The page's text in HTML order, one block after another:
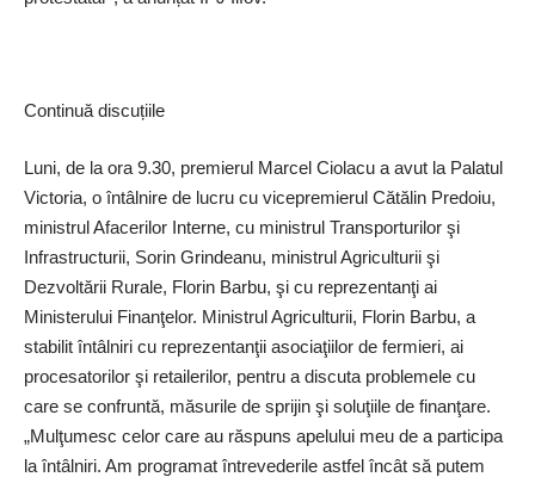
Continuă discuțiile
Luni, de la ora 9.30, premierul Marcel Ciolacu a avut la Palatul
Victoria, o întâlnire de lucru cu vicepremierul Cătălin Predoiu,
ministrul Afacerilor Interne, cu ministrul Transporturilor şi
Infrastructurii, Sorin Grindeanu, ministrul Agriculturii şi
Dezvoltării Rurale, Florin Barbu, şi cu reprezentanţi ai
Ministerului Finanţelor. Ministrul Agriculturii, Florin Barbu, a
stabilit întâlniri cu reprezentanţii asociaţiilor de fermieri, ai
procesatorilor şi retailerilor, pentru a discuta problemele cu
care se confruntă, măsurile de sprijin şi soluţiile de finanţare.
„Mulţumesc celor care au răspuns apelului meu de a participa
la întâlniri. Am programat întrevederile astfel încât să putem